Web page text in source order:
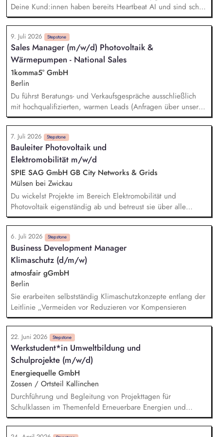
Deine Kund:innen haben bereits Heartbeat AI und sind schon
im 1KOMMA5° Kosmos. Sollte es noch zusätzliche kompatible
Hardware, zum Beispiel Speicher, Wechselrichter oder
Wallboxen benötigen, kommst du ins Spiel. Deine Aufgabe
ist es, diese Situation sauber zu führen: Verstehen, erklären,
Vertrauen schaffen, Angebot platzieren und den Abschluss
sichern. Echter Impact im Bestandsmarkt: Du hilfst
Hausbesitzer:innen, bestehende PV-, Speicher-,
Wärmepumpen- oder Wallbox-Systeme fit für Heartbeat AI
und Dynamic Pulse zu machen. Keine Kaltakquise: Du
sprichst mit warmen Leads, Bestandskund:innen und
Interessent:innen, die bereits Kontakt zu 1KOMMA5° hatten
und Heartbeat AI nutzen wollen.
9. Juli 2026 Stepstone
Sales Manager (m/w/d) Photovoltaik &
Wärmepumpen - National Sales
1komma5° GmbH
Berlin
Du führst Beratungs- und Verkaufsgespräche ausschließlich
mit hochqualifizierten, warmen Leads (Anfragen über unsere
Website) oder fasst bei Interessenten nach, die bereits
Kontakt zu uns hatten (Reaktivierung). Der komplette Sales-
Cycle: Vom ersten Videocall über die Erstellung passgenauer
Angebote bis zur digitalen Vertragsunterschrift begleitest Du
Deine Kunden. Dein Ziel ist es, für jeden Kunden die
perfekte, individuelle Lösung zu finden und den Abschluss
zu sichern.
7. Juli 2026 Stepstone
Bauleiter Photovoltaik und
Elektromobilität m/w/d
SPIE SAG GmbH GB City Networks & Grids
Mülsen bei Zwickau
Du wickelst Projekte im Bereich Elektromobilität und
Photovoltaik eigenständig ab und betreust sie über alle
Projektphasen hinweg. Die Verantwortung für deine
Baustellen, die Disposition von Personal und Material sowie
die Steuerung von Subauftragnehmern liegt in Deinem
Aufgabenbereich. Du stellst sicher, dass die Projektziele
erreicht werden – insbesondere eine wirtschaftliche und
termingerechte Abwicklung sowie die Einhaltung aller
Arbeitssicherheitsvorschriften. Du verfolgst das Service- und
Wartungsgeschäft, planst und koordinierst Einsätze, schließt
Wartungsverträge ab und betreust unsere Kunden im Betrieb
ihrer Anlagen.
6. Juli 2026 Stepstone
Business Development Manager
Klimaschutz (d/m/w)
atmosfair gGmbH
Berlin
Sie erarbeiten selbstständig Klimaschutzkonzepte entlang der
Leitlinie „Vermeiden vor Reduzieren vor Kompensieren
22. Juni 2026 Stepstone
Werkstudent*in Umweltbildung und
Schulprojekte (m/w/d)
Energiequelle GmbH
Zossen / Ortsteil Kallinchen
Durchführung und Begleitung von Projekttagen für
Schulklassen im Themenfeld Erneuerbare Energien und
Klimawandel Vermittlung von Inhalten durch Präsentationen,
spielerische Übungen und einfache Experimente Betreuung